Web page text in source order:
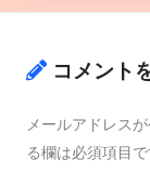
コメント
メールアドレス
る欄は必須項目で